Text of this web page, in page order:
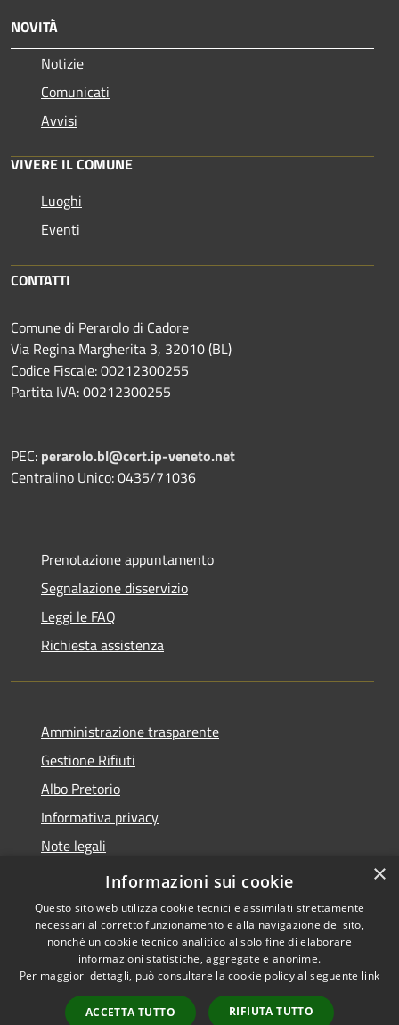
NOVITÀ
Notizie
Comunicati
Avvisi
VIVERE IL COMUNE
Luoghi
Eventi
CONTATTI
Comune di Perarolo di Cadore
Via Regina Margherita 3, 32010 (BL)
Codice Fiscale: 00212300255
Partita IVA: 00212300255
PEC: perarolo.bl@cert.ip-veneto.net
Centralino Unico: 0435/71036
Prenotazione appuntamento
Segnalazione disservizio
Leggi le FAQ
Richiesta assistenza
Amministrazione trasparente
Gestione Rifiuti
Albo Pretorio
Informativa privacy
Note legali
Dichiarazione di accessibilità
Accessibilità
Copyright © 2026 • Comune di
Perarolo di Cadore • Powered
byMunicipium
Accesso
×
Informazioni sui cookie
Questo sito web utilizza cookie tecnici e assimilati strettamente
necessari al corretto funzionamento e alla navigazione del sito,
nonché un cookie tecnico analitico al solo fine di elaborare
informazioni statistiche, aggregate e anonime.
Per maggiori dettagli, può consultare la cookie policy al seguente link
ACCETTA TUTTO RIFIUTA TUTTO